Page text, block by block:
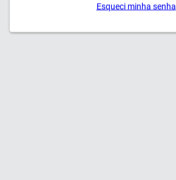
Esqueci minha senha